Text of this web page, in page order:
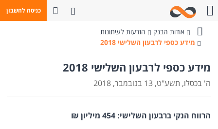
כניסה לחשבון
פתח חיפושחייגו אלינו
בנק
אודות הבנק
הודעות לעיתונות
מידע כספי לרבעון השלישי 2018
מידע כספי לרבעון השלישי 2018
ה' בכסלו, תשע"ט, 13 בנובמבר, 2018
הרווח הנקי ברבעון השלישי: 454 מיליון ₪